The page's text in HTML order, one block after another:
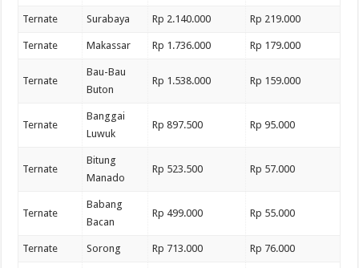
Ternate Surabaya Rp 2.140.000 Rp 219.000
Ternate Makassar Rp 1.736.000 Rp 179.000
Ternate
Bau-Bau
Buton
Rp 1.538.000 Rp 159.000
Ternate
Banggai
Luwuk
Rp 897.500 Rp 95.000
Ternate
Bitung
Manado
Rp 523.500 Rp 57.000
Ternate
Babang
Bacan
Rp 499.000 Rp 55.000
Ternate Sorong Rp 713.000 Rp 76.000